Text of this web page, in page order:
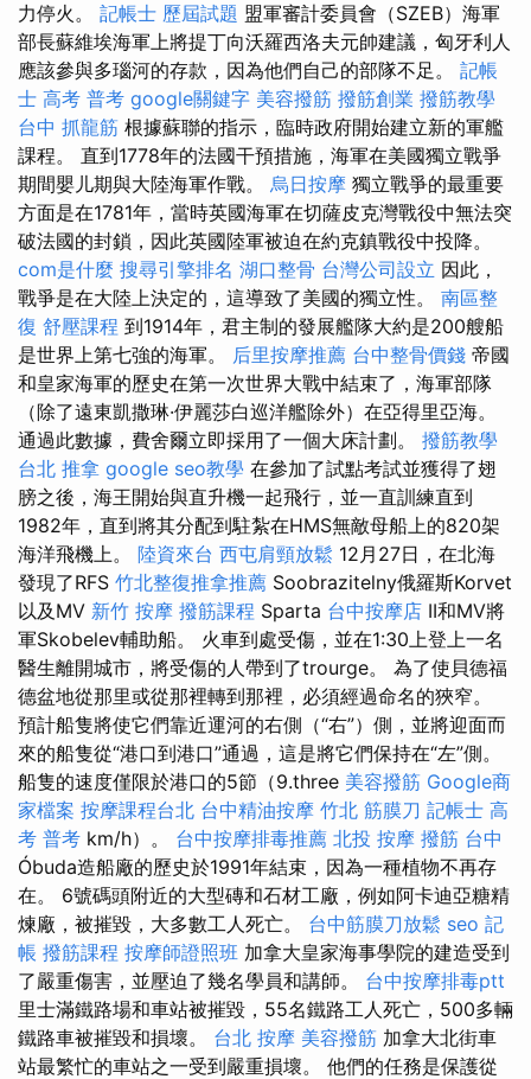
力停火。 記帳士 歷屆試題 盟軍審計委員會（SZEB）海軍
部長蘇維埃海軍上將提丁向沃羅西洛夫元帥建議，匈牙利人
應該參與多瑙河的存款，因為他們自己的部隊不足。 記帳
士 高考 普考 google關鍵字 美容撥筋 撥筋創業 撥筋教學
台中 抓龍筋 根據蘇聯的指示，臨時政府開始建立新的軍艦
課程。 直到1778年的法國干預措施，海軍在美國獨立戰爭
期間嬰儿期與大陸海軍作戰。 烏日按摩 獨立戰爭的最重要
方面是在1781年，當時英國海軍在切薩皮克灣戰役中無法突
破法國的封鎖，因此英國陸軍被迫在約克鎮戰役中投降。
com是什麼 搜尋引擎排名 湖口整骨 台灣公司設立 因此，
戰爭是在大陸上決定的，這導致了美國的獨立性。 南區整
復 舒壓課程 到1914年，君主制的發展艦隊大約是200艘船
是世界上第七強的海軍。 后里按摩推薦 台中整骨價錢 帝國
和皇家海軍的歷史在第一次世界大戰中結束了，海軍部隊
（除了遠東凱撒琳·伊麗莎白巡洋艦除外）在亞得里亞海。
通過此數據，費舍爾立即採用了一個大床計劃。 撥筋教學
台北 推拿 google seo教學 在參加了試點考試並獲得了翅
膀之後，海王開始與直升機一起飛行，並一直訓練直到
1982年，直到將其分配到駐紮在HMS無敵母船上的820架
海洋飛機上。 陸資來台 西屯肩頸放鬆 12月27日，在北海
發現了RFS 竹北整復推拿推薦 Soobrazitelny俄羅斯Korvet
以及MV 新竹 按摩 撥筋課程 Sparta 台中按摩店 II和MV將
軍Skobelev輔助船。 火車到處受傷，並在1:30上登上一名
醫生離開城市，將受傷的人帶到了trourge。 為了使貝德福
德盆地從那里或從那裡轉到那裡，必須經過命名的狹窄。
預計船隻將使它們靠近運河的右側（“右”）側，並將迎面而
來的船隻從“港口到港口”通過，這是將它們保持在“左”側。
船隻的速度僅限於港口的5節（9.three 美容撥筋 Google商
家檔案 按摩課程台北 台中精油按摩 竹北 筋膜刀 記帳士 高
考 普考 km/h）。 台中按摩排毒推薦 北投 按摩 撥筋 台中
Óbuda造船廠的歷史於1991年結束，因為一種植物不再存
在。 6號碼頭附近的大型磚和石材工廠，例如阿卡迪亞糖精
煉廠，被摧毀，大多數工人死亡。 台中筋膜刀放鬆 seo 記
帳 撥筋課程 按摩師證照班 加拿大皇家海事學院的建造受到
了嚴重傷害，並壓迫了幾名學員和講師。 台中按摩排毒ptt
里士滿鐵路場和車站被摧毀，55名鐵路工人死亡，500多輛
鐵路車被摧毀和損壞。 台北 按摩 美容撥筋 加拿大北街車
站最繁忙的車站之一受到嚴重損壞。 他們的任務是保護從